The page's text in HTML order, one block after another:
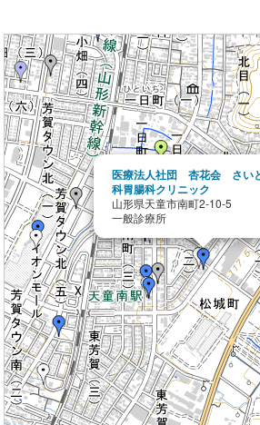
医療法人社団 杏花会 さい
科胃腸科クリニック
山形県天童市南町2-10-5
一般診療所